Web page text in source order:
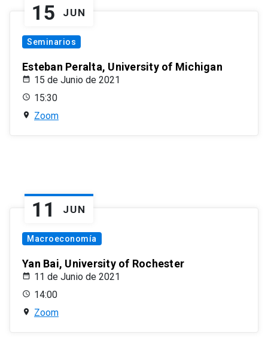
15 JUN
Seminarios
Esteban Peralta, University of Michigan
15 de Junio de 2021
15:30
Zoom
11 JUN
Macroeconomía
Yan Bai, University of Rochester
11 de Junio de 2021
14:00
Zoom